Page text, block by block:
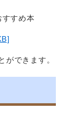
すめ本
ができます。